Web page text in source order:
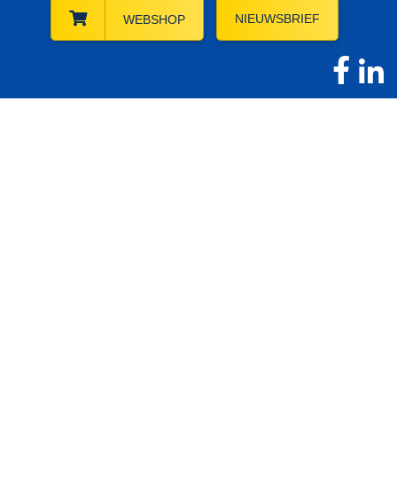
WEBSHOP NIEUWSBRIEF